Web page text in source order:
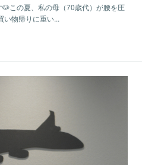
この夏、私の母（70歳代）が腰を圧
い物帰りに重い...